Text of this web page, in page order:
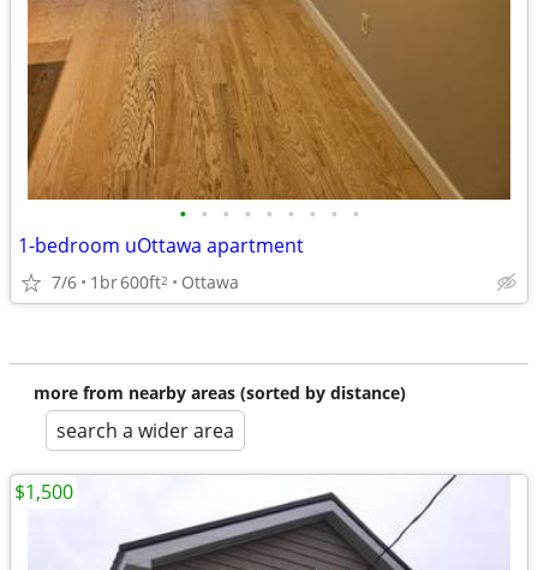
• • • • • • • • •
1-bedroom uOttawa apartment
7/6 1br600ft2 Ottawa
more from nearby areas (sorted by distance)
search a wider area
$1,500